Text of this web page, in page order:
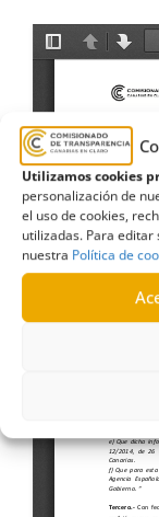
Utilizamos cookies
personalización de
el uso de cookies,
utilizadas. Para
nuestra Política de